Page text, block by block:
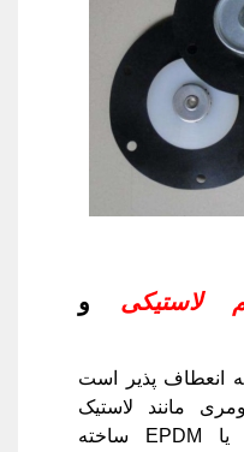
لاستیکی و
انعطاف پذیر است
مانند لاستیک
طبیعی، نیتریل، سیلیکون یا EPDM ساخته